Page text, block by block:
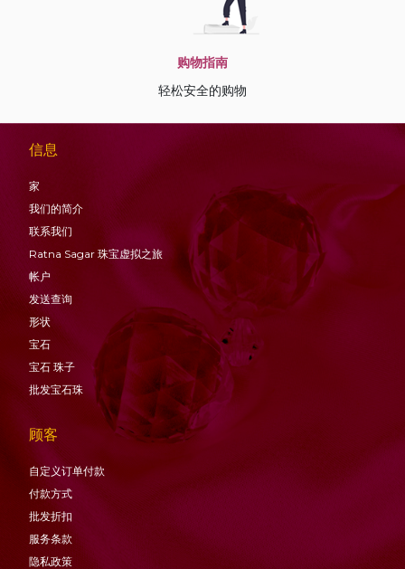
购物指南
轻松安全的购物
信息
家
我们的简介
联系我们
Ratna Sagar 珠宝虚拟之旅
帐户
发送查询
形状
宝石
宝石 珠子
批发宝石珠
顾客
自定义订单付款
付款方式
批发折扣
服务条款
隐私政策